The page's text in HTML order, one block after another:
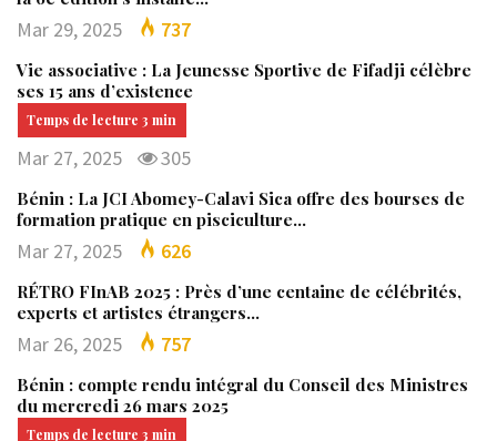
Mar 29, 2025 737
Vie associative : La Jeunesse Sportive de Fifadji célèbre
ses 15 ans d’existence
Mar 27, 2025 305
Bénin : La JCI Abomey-Calavi Sica offre des bourses de
formation pratique en pisciculture…
Mar 27, 2025 626
RÉTRO FInAB 2025 : Près d’une centaine de célébrités,
experts et artistes étrangers…
Mar 26, 2025 757
Bénin : compte rendu intégral du Conseil des Ministres
du mercredi 26 mars 2025